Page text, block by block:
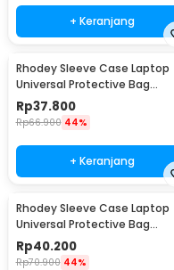
+ Keranjang
Rhodey Sleeve Case Laptop
Universal Protective Bag
Neoprene with Pouch 13 Inch -
AK03
Rp37.800
Rp66.900 44%
+ Keranjang
Rhodey Sleeve Case Laptop
Universal Protective Bag
Neoprene with Pouch 15 Inch -
AK03
Rp40.200
Rp70.900 44%